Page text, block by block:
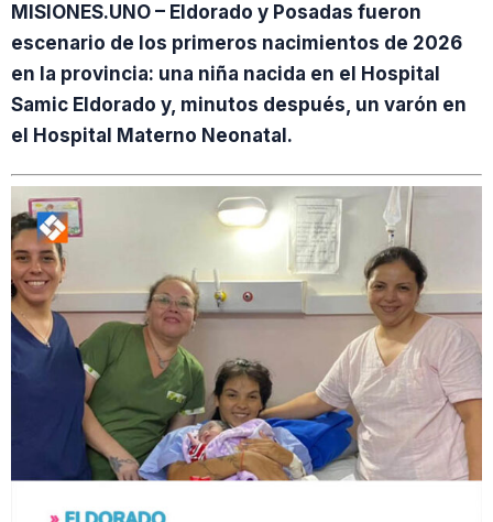
MISIONES.UNO – Eldorado y Posadas fueron
escenario de los primeros nacimientos de 2026
en la provincia: una niña nacida en el Hospital
Samic Eldorado y, minutos después, un varón en
el Hospital Materno Neonatal.